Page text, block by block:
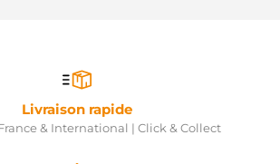
Livraison rapide
& International | Click & Collect